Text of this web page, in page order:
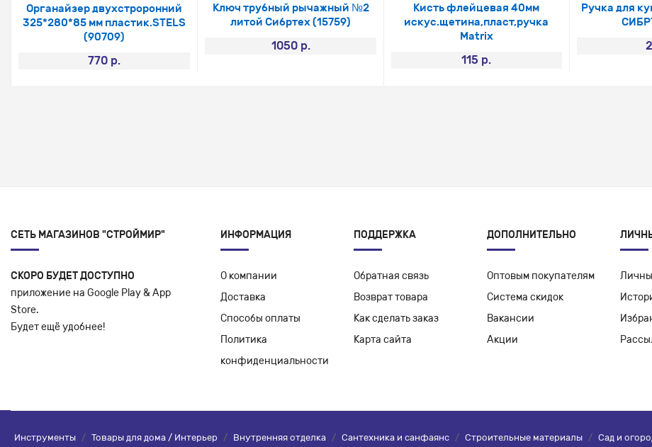
Органайзер двухстроронний
325*280*85 мм пластик.STELS
(90709)
770 р.
Ключ трубный рычажный №2
литой Сибртех (15759)
1050 р.
Кисть флейцевая 40мм
искус.щетина,пласт,ручка
Matrix
115 р.
Ручка для
СЕТЬ МАГАЗИНОВ "СТРОЙМИР"
СКОРО БУДЕТ ДОСТУПНО
приложение на Google Play & App
Store.
Будет ещё удобнее!
ИНФОРМАЦИЯ
О компании
Доставка
Способы оплаты
Политика
конфиденциальности
ПОДДЕРЖКА
Обратная связь
Возврат товара
Как сделать заказ
Карта сайта
ДОПОЛНИТЕЛЬНО
Оптовым покупателям
Система скидок
Вакансии
Акции
Инструменты / Товары для дома / Интерьер / Внутренняя отделка / Сантехника и санфаянс / Строительные материалы / Сад и